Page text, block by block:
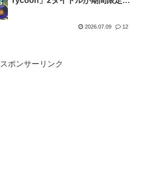
2026.07.09 12
スポンサーリンク